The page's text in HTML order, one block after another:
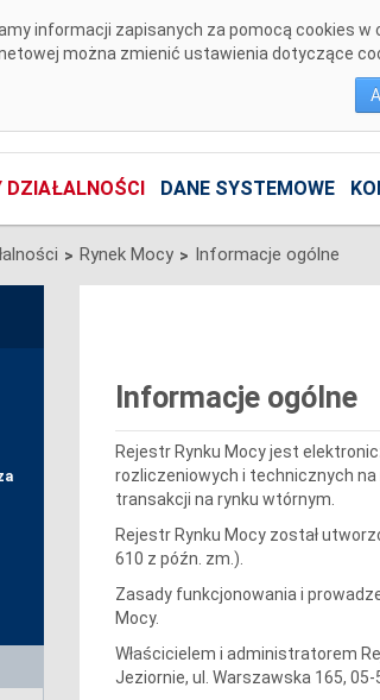
informacji zapisanych za pomocą cookies
można zmienić ustawienia dotyczące
DZIAŁALNOŚCI DANE SYSTEMOWE
> Rynek Mocy > Informacje ogólne
Informacje ogólne
Rejestr Rynku Mocy jest
rozliczeniowych i technicznych na
transakcji na rynku wtórnym.
Rejestr Rynku Mocy został
610 z późn. zm.).
Zasady funkcjonowania i
Mocy.
Właścicielem i administratorem
Jeziornie, ul. Warszawska 165,